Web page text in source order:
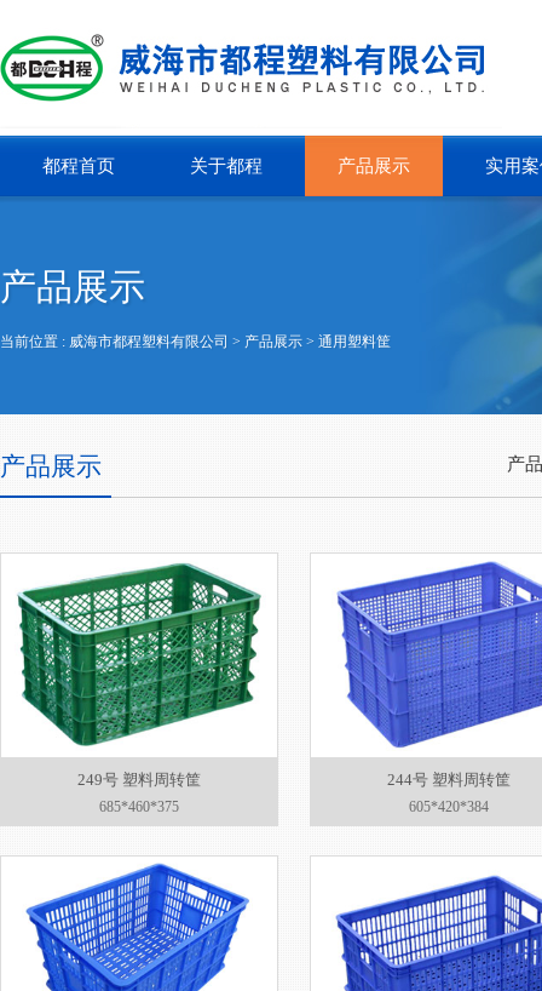
都程首页 关于都程 产品展示 实用
产品展示
当前位置 : 威海市都程塑料有限公司 > 产品展示 > 通用塑料筐
产品展示 产
249号 塑料周转筐
685*460*375
244号 塑料周转筐
605*420*384